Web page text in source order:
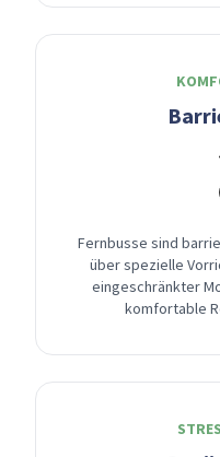
Fernbusse sind
über spezielle
eingeschränkter
komfortable